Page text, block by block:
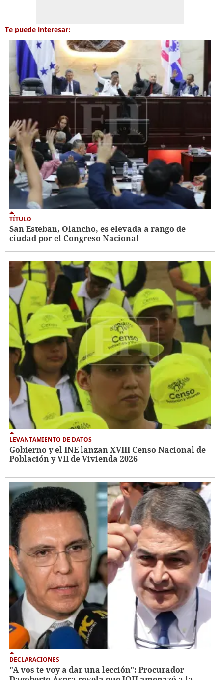
Te puede interesar:
TÍTULO
San Esteban, Olancho, es elevada a rango de
ciudad por el Congreso Nacional
LEVANTAMIENTO DE DATOS
Gobierno y el INE lanzan XVIII Censo Nacional de
Población y VII de Vivienda 2026
DECLARACIONES
"A vos te voy a dar una lección": Procurador